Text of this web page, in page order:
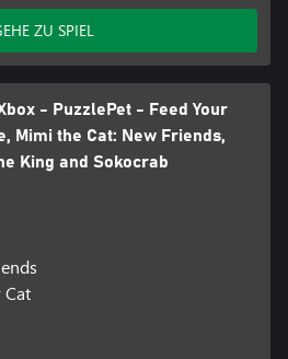
ZU SPIEL
- PuzzlePet - Feed Your
Mimi the Cat: New Friends,
King and Sokocrab
Cat